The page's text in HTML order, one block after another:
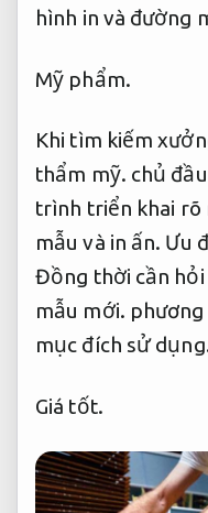
hình in và đường
Mỹ phẩm.
Khi tìm kiếm
thẩm mỹ. chủ
trình triển khai rõ
mẫu và in ấn. Ưu
Đồng thời cần hỏi
mẫu mới.
mục đích sử
Giá tốt.